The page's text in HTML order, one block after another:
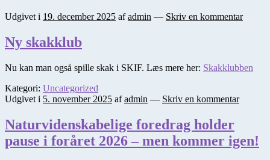
Udgivet i 19. december 2025 afadmin — Skriv en kommentar
Ny skakklub
Nu kan man også spille skak i SKIF. Læs mere her: Skakklubben
Kategori: Uncategorized
Udgivet i 5. november 2025 afadmin — Skriv en kommentar
Naturvidenskabelige foredrag holder
pause i foråret 2026 – men kommer igen!